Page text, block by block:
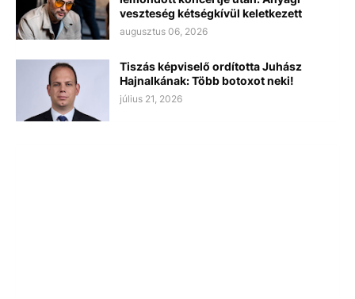
veszteség kétségkívül keletkezett
augusztus 06, 2026
Tiszás képviselő ordította Juhász
Hajnalkának: Több botoxot neki!
július 21, 2026